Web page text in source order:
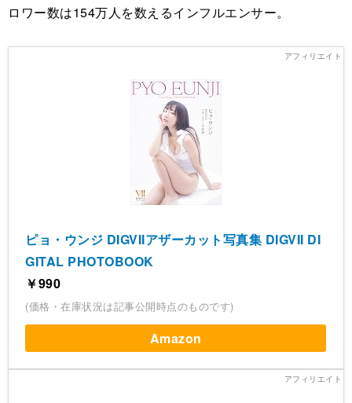
ロワー数は154万人を数えるインフルエンサー。
ピョ・ウンジ DIGVIIアザーカット写真集 DIGVII DI
GITAL PHOTOBOOK
￥990
(価格・在庫状況は記事公開時点のものです)
Amazon